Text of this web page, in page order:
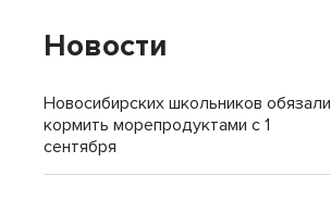
Новости
Новосибирских школьников обязали
кормить морепродуктами с 1
сентября